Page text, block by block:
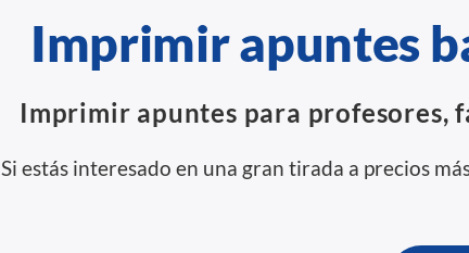
Imprimir apuntes
Imprimir apuntes para profesores,
Si estás interesado en una gran tirada a precios